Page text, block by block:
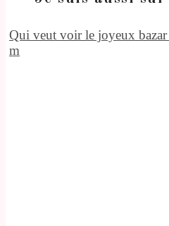
Qui veut voir le joyeux bazar
m